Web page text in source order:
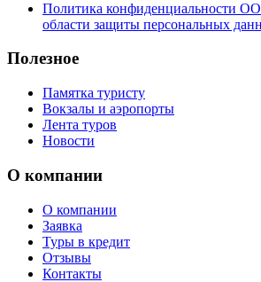
Политика конфиденциальности
области защиты персональных
Полезное
Памятка туристу
Вокзалы и аэропорты
Лента туров
Новости
О компании
О компании
Заявка
Туры в кредит
Отзывы
Контакты